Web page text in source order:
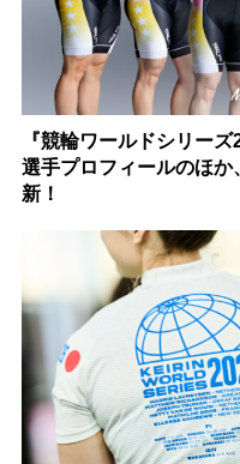
『競輪ワールドシリー
選手プロフィールのほ
新！